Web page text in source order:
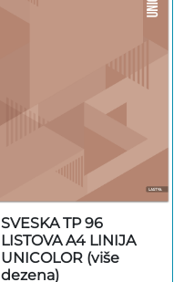
SVESKA TP 96
LISTOVA A4 LINIJA
UNICOLOR (više
dezena)